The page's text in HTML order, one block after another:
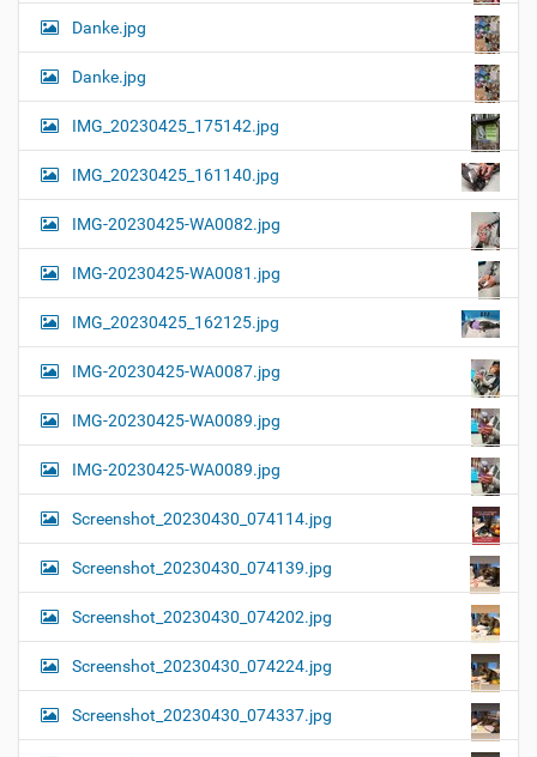
Danke.jpg
Danke.jpg
IMG_20230425_175142.jpg
IMG_20230425_161140.jpg
IMG-20230425-WA0082.jpg
IMG-20230425-WA0081.jpg
IMG_20230425_162125.jpg
IMG-20230425-WA0087.jpg
IMG-20230425-WA0089.jpg
IMG-20230425-WA0089.jpg
Screenshot_20230430_074114.jpg
Screenshot_20230430_074139.jpg
Screenshot_20230430_074202.jpg
Screenshot_20230430_074224.jpg
Screenshot_20230430_074337.jpg